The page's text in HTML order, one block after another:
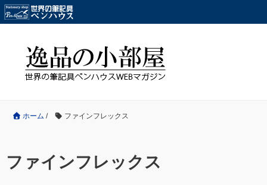
ホーム / ファインフレックス
ファインフレックス